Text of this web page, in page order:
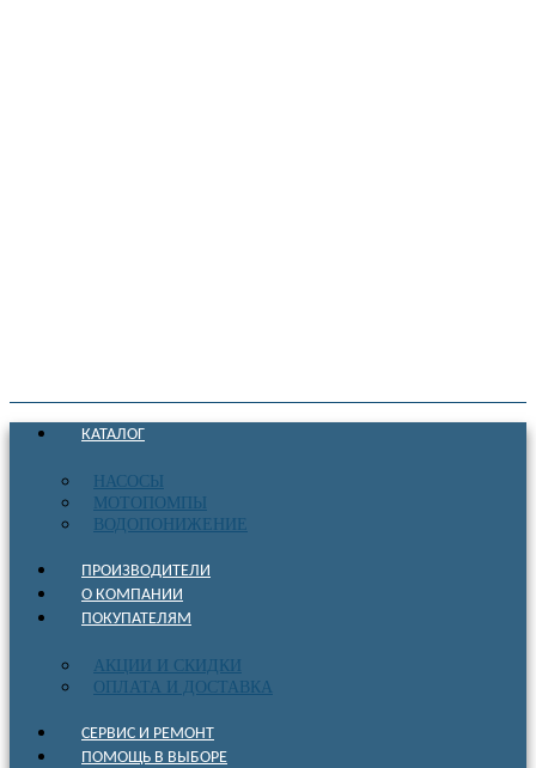
КАТАЛОГ
НАСОСЫ
МОТОПОМПЫ
ВОДОПОНИЖЕНИЕ
ПРОИЗВОДИТЕЛИ
О КОМПАНИИ
ПОКУПАТЕЛЯМ
АКЦИИ И СКИДКИ
ОПЛАТА И ДОСТАВКА
СЕРВИС И РЕМОНТ
ПОМОЩЬ В ВЫБОРЕ